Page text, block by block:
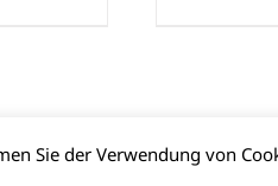
|Barrierefreiheit|AGB (PDF)
Sie der Verwendung von